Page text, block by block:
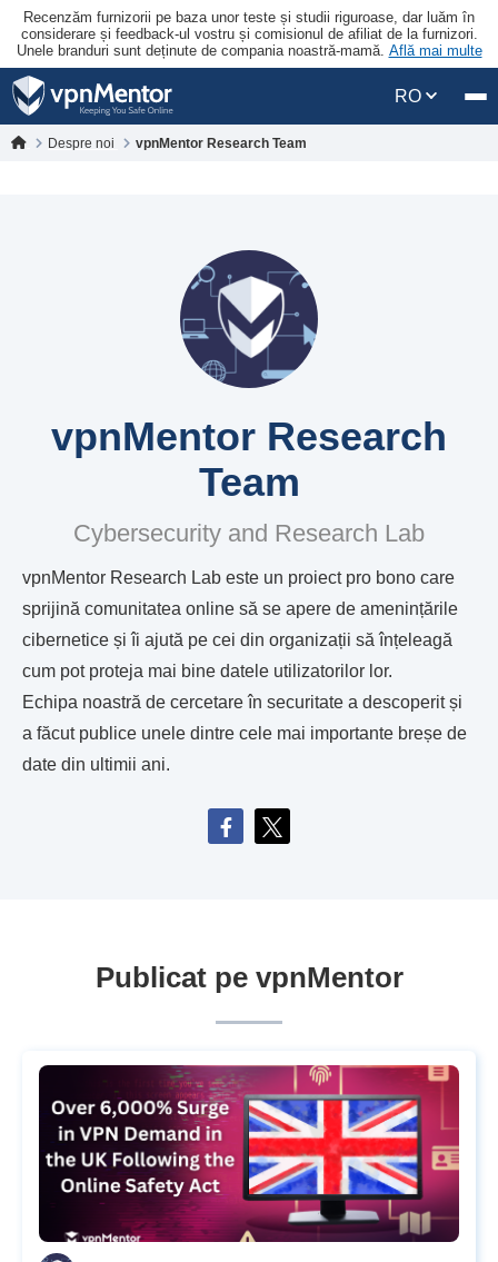
Recenzăm furnizorii pe baza unor teste și studii riguroase, dar luăm în
considerare și feedback-ul vostru și comisionul de afiliat de la furnizori.
Unele branduri sunt deținute de compania noastră-mamă. Află mai multe
RO
Despre noi vpnMentor Research Team
vpnMentor Research
Team
Cybersecurity and Research Lab
vpnMentor Research Lab este un proiect pro bono care
sprijină comunitatea online să se apere de amenințările
cibernetice și îi ajută pe cei din organizații să înțeleagă
cum pot proteja mai bine datele utilizatorilor lor.
Echipa noastră de cercetare în securitate a descoperit și
a făcut publice unele dintre cele mai importante breșe de
date din ultimii ani.
Publicat pe vpnMentor